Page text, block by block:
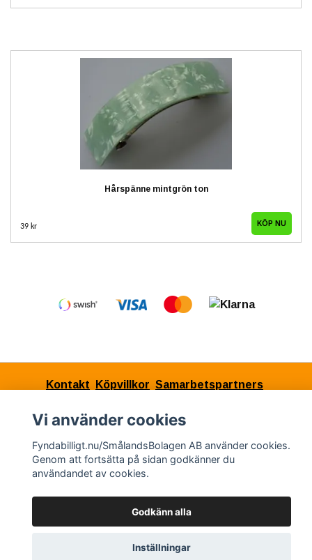
Hårspänne mintgrön ton
39 kr
Kontakt Köpvillkor Samarbetspartners
© Copyright 2026 Fyndabilligt.nu/SmålandsBolagen
AB
Vi använder cookies
Fyndabilligt.nu/SmålandsBolagen AB använder cookies.
Genom att fortsätta på sidan godkänner du
användandet av cookies.
Godkänn alla
Inställningar